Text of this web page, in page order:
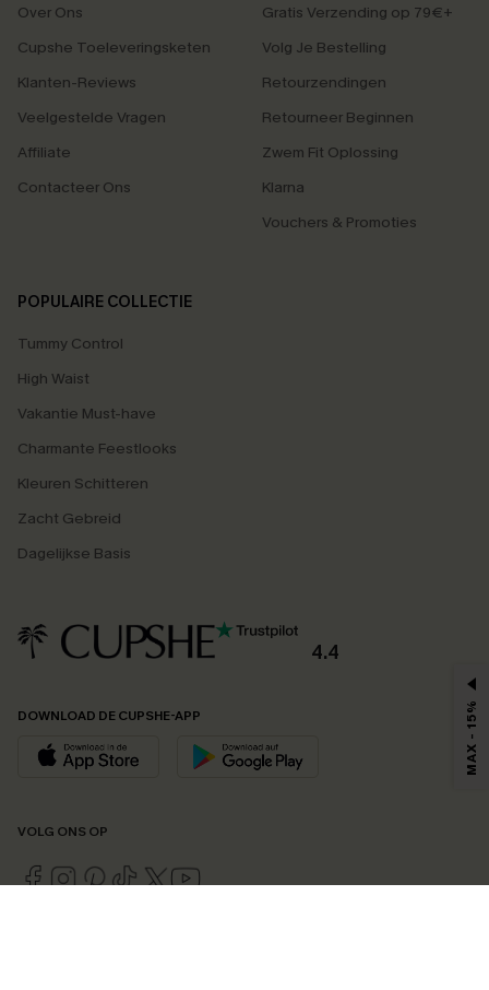
Over Ons
Cupshe Toeleveringsketen
Klanten-Reviews
Veelgestelde Vragen
Affiliate
Contacteer Ons
Gratis Verzending op 79€+
Volg Je Bestelling
Retourzendingen
Retourneer Beginnen
Zwem Fit Oplossing
Klarna
Vouchers & Promoties
POPULAIRE COLLECTIE
Tummy Control
High Waist
Vakantie Must-have
Charmante Feestlooks
Kleuren Schitteren
Zacht Gebreid
Dagelijkse Basis
4.4
DOWNLOAD DE CUPSHE-APP
VOLG ONS OP
MAX - 15%